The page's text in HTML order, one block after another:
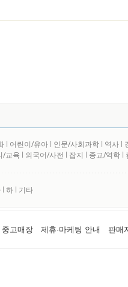
l 어린이/유아 l 인문/사회과학 l 역사 l
/교육 l 외국어/사전 l 잡지 l 종교/역학 l
l 하 l 기타
중고매장 제휴·마케팅 안내 판매